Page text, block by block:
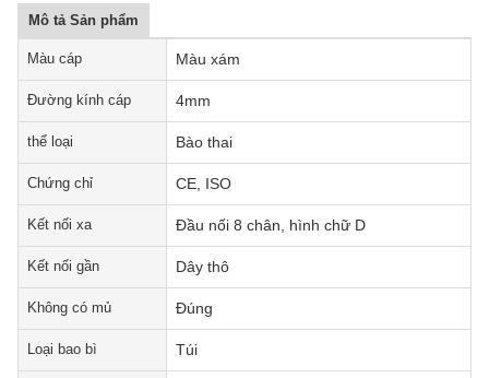
Mô tả Sản phẩm
Màu cáp Màu xám
Đường kính cáp 4mm
thể loại Bào thai
Chứng chỉ CE, ISO
Kết nối xa Đầu nối 8 chân, hình chữ D
Kết nối gần Dây thô
Không có mủ Đúng
Loại bao bì Túi